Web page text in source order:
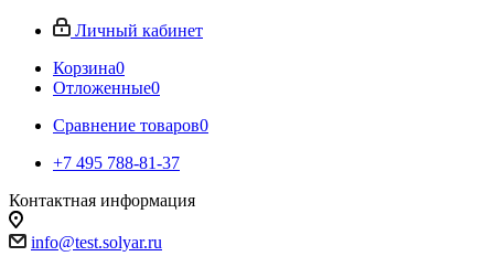
Личный кабинет
Корзина0
Отложенные0
Сравнение товаров0
+7 495 788-81-37
Контактная информация
info@test.solyar.ru